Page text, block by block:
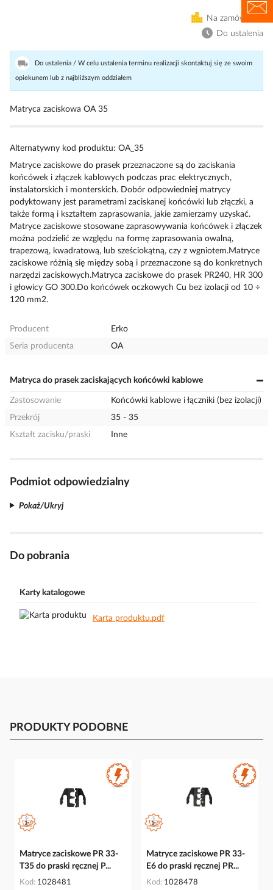
Na zamówienie
Do ustalenia
Do ustalenia / W celu ustalenia terminu realizacji skontaktuj się ze swoim
opiekunem lub z najbliższym oddziałem
Matryca zaciskowa OA 35
Alternatywny kod produktu: OA_35
Matryce zaciskowe do prasek przeznaczone są do zaciskania
końcówek i złączek kablowych podczas prac elektrycznych,
instalatorskich i monterskich. Dobór odpowiedniej matrycy
podyktowany jest parametrami zaciskanej końcówki lub złączki, a
także formą i kształtem zaprasowania, jakie zamierzamy uzyskać.
Matryce zaciskowe stosowane zaprasowywania końcówek i złączek
można podzielić ze względu na formę zaprasowania owalną,
trapezową, kwadratową, lub sześciokątną, czy z wgniotem.Matryce
zaciskowe różnią się między sobą i przeznaczone są do konkretnych
narzędzi zaciskowych.Matryca zaciskowe do prasek PR240, HR 300
i głowicy GO 300.Do końcówek oczkowych Cu bez izolacji od 10 ÷
120 mm2.
Producent
Erko
Seria producenta
OA
Matryca do prasek zaciskających końcówki kablowe
Zastosowanie
Końcówki kablowe i łączniki (bez izolacji)
Przekrój
35 - 35
Kształt zacisku/praski
Inne
Podmiot odpowiedzialny
Pokaż/Ukryj
Do pobrania
Karty katalogowe
Karta produktu.pdf
PRODUKTY PODOBNE
Matryce zaciskowe PR 33-
T35 do praski ręcznej P...
Kod 1028481
Matryce zaciskowe PR 33-
E6 do praski ręcznej PR...
Kod 1028478